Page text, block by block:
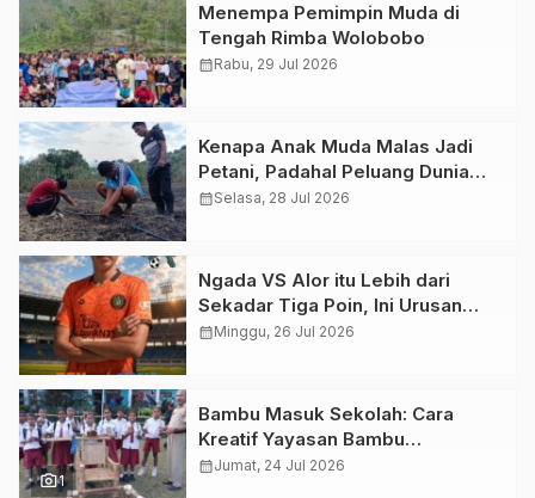
Menempa Pemimpin Muda di
Tengah Rimba Wolobobo
calendar_monthRabu, 29 Jul 2026
Kenapa Anak Muda Malas Jadi
Petani, Padahal Peluang Dunia
Pertanian Menjanjikan?
calendar_monthSelasa, 28 Jul 2026
Ngada VS Alor itu Lebih dari
Sekadar Tiga Poin, Ini Urusan
Harga Diri!
calendar_monthMinggu, 26 Jul 2026
photo_camera1
Bambu Masuk Sekolah: Cara
Kreatif Yayasan Bambu
Lingkungan Lestari Rayakan Hari
calendar_monthJumat, 24 Jul 2026